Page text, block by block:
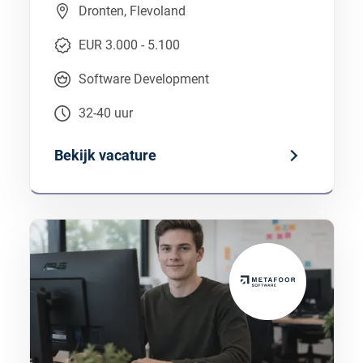
Dronten, Flevoland
EUR 3.000 - 5.100
Software Development
32-40 uur
Bekijk vacature